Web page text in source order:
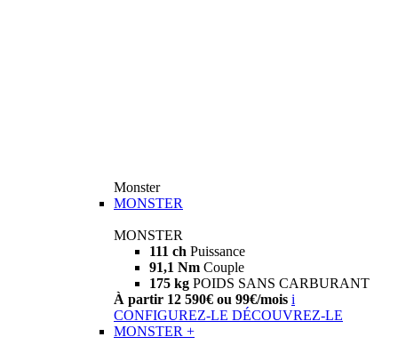
Monster
MONSTER
MONSTER
111 ch Puissance
91,1 Nm Couple
175 kg POIDS SANS CARBURANT
À partir 12 590€ ou 99€/mois i
CONFIGUREZ-LE DÉCOUVREZ-LE
MONSTER +